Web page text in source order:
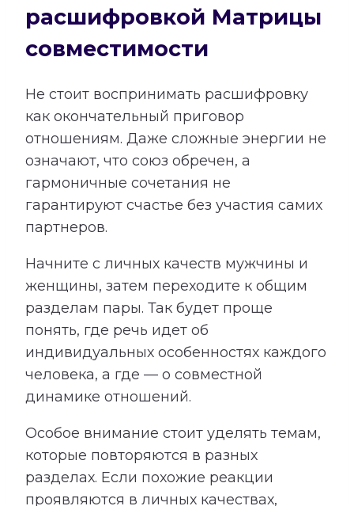
расшифровкой Матрицы
совместимости
Не стоит воспринимать расшифровку
как окончательный приговор
отношениям. Даже сложные энергии не
означают, что союз обречен, а
гармоничные сочетания не
гарантируют счастье без участия самих
партнеров.
Начните с личных качеств мужчины и
женщины, затем переходите к общим
разделам пары. Так будет проще
понять, где речь идет об
индивидуальных особенностях каждого
человека, а где — о совместной
динамике отношений.
Особое внимание стоит уделять темам,
которые повторяются в разных
разделах. Если похожие реакции
проявляются в личных качествах,